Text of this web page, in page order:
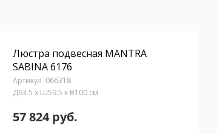
Люстра подвесная MANTRA
SABINA 6176
066318
Д63.5 x Ш59.5 x В100 см
57 824 руб.